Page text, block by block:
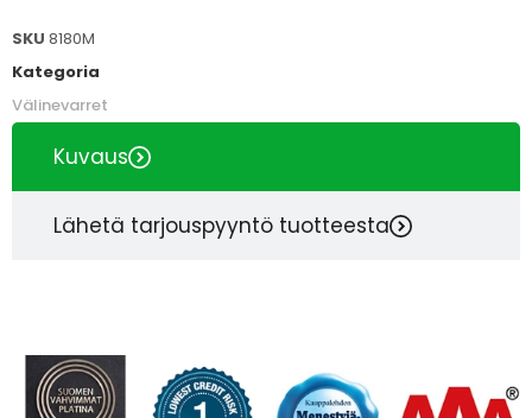
SKU 8180M
Kategoria
Välinevarret
Kuvaus
Lähetä tarjouspyyntö tuotteesta